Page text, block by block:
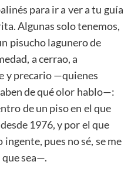
para ir a ver a tu guía
Algunas solo tenemos,
pisucho lagunero de
a cerrao, a
y precario —quienes
de qué olor hablo—:
de un piso en el que
1976, y por el que
pues no sé, se me
sea—.